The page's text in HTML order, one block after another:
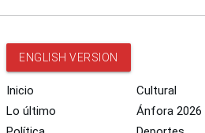
ENGLISH VERSION
Inicio
Lo último
Cultural
Ánfora 2026